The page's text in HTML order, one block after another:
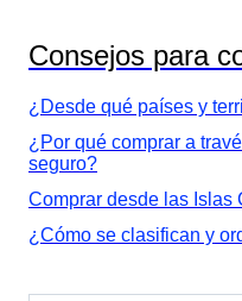
Consejos para
¿Desde qué países y
¿Por qué comprar a
seguro?
Comprar desde las Islas
¿Cómo se clasifican y